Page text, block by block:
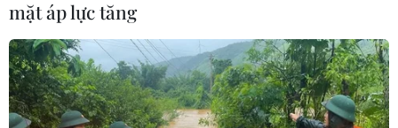
ứng của Mỹ bị buộc tội khinh thường
Quốc hội
07/08/2026 00:25
mặt áp lực tăng